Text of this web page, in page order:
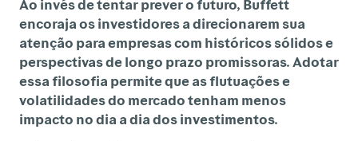
Ao invés de tentar prever o futuro, Buffett
encoraja os investidores a direcionarem sua
atenção para empresas com históricos sólidos e
perspectivas de longo prazo promissoras. Adotar
essa filosofia permite que as flutuações e
volatilidades do mercado tenham menos
impacto no dia a dia dos investimentos.